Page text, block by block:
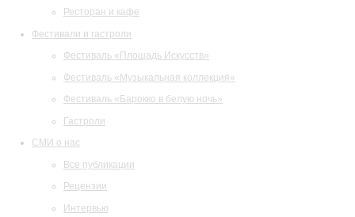
Ресторан и кафе
Фестивали и гастроли
Фестиваль «Площадь Искусств»
Фестиваль «Музыкальная коллекция»
Фестиваль «Барокко в белую ночь»
Гастроли
СМИ о нас
Все публикации
Рецензии
Интервью